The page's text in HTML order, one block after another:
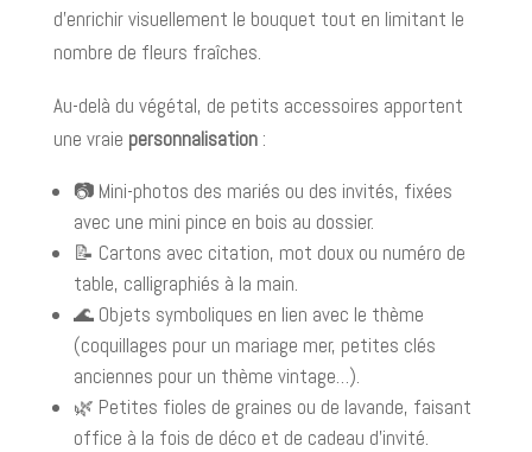
d’enrichir visuellement le bouquet tout en limitant le
nombre de fleurs fraîches.
Au-delà du végétal, de petits accessoires apportent
une vraie personnalisation:
📷 Mini-photos des mariés ou des invités, fixées
avec une mini pince en bois au dossier.
📝 Cartons avec citation, mot doux ou numéro de
table, calligraphiés à la main.
🌊 Objets symboliques en lien avec le thème
(coquillages pour un mariage mer, petites clés
anciennes pour un thème vintage…).
🌿 Petites fioles de graines ou de lavande, faisant
office à la fois de déco et de cadeau d’invité.